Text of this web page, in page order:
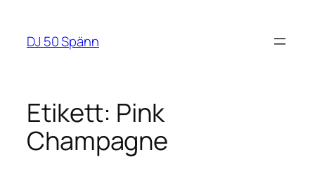
innehåll
DJ 50 Spänn
Etikett: Pink
Champagne